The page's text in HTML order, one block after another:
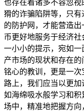
也存在着诸多不容忽
猾的诈骗陷阱等，只
的防护网，才能营造
币更好地服务于经济社
一小小的提示，宛如
产市场的现状和存在
铭心的教训，更是一
路上，我们应当以更
如海绵吸水般学习和
场中，精准地把握方